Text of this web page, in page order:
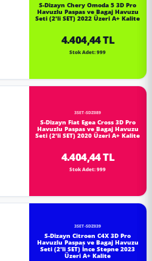
S-Dizayn Chery Omoda 5 3D Pro
Havuzlu Paspas ve Bagaj Havuzu
Seti (2'li SET) 2022 Üzeri A+ Kalite
4.404,44 TL
Stok Adet: 999
3SET-SDZ089
S-Dizayn Fiat Egea Cross 3D Pro
Havuzlu Paspas ve Bagaj Havuzu
Seti (2'li SET) 2020 Üzeri A+ Kalite
4.404,44 TL
Stok Adet: 999
3SET-SDZ039
S-Dizayn Citroen C4X 3D Pro
Havuzlu Paspas ve Bagaj Havuzu
Seti (2'li SET) İnce Stepne 2023
Üzeri A+ Kalite